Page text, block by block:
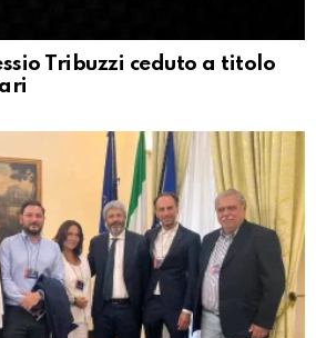
Tribuzzi ceduto a titolo